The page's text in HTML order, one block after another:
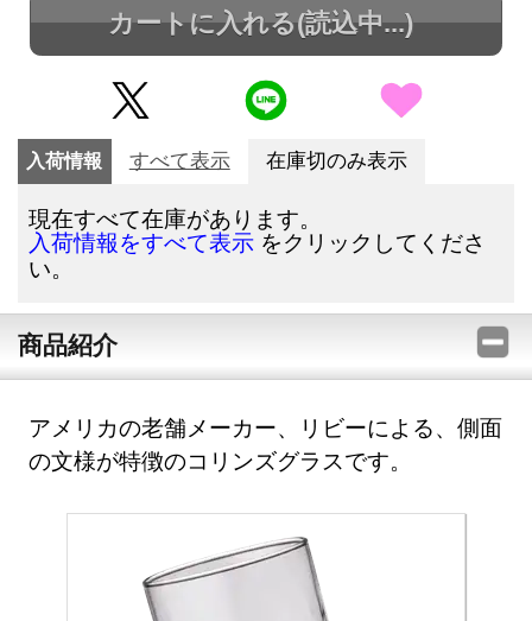
カートに入れる(読込中...)
入荷情報 すべて表示 在庫切のみ表示
現在すべて在庫があります。
入荷情報をすべて表示 をクリックしてくださ
い。
商品紹介
アメリカの老舗メーカー、リビーによる、側面
の文様が特徴のコリンズグラスです。